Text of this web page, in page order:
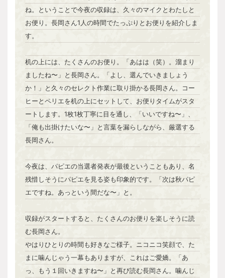
ね。ということで今夜の収録は、久々のマイクとわたしと
お便り。長岡さん1人の時間でたっぷりとお便りを紹介しま
す。
机の上には、たくさんのお便り。「あはは（笑）。溜まり
ましたね〜」と長岡さん。「よし、選んでいきましょう
か！」と久々のセレクト作業に取り掛かる長岡さん。コー
ヒーとペリエを机の上にセットして、お便りタイムがスタ
ートします。1枚1枚丁寧に目を通し、「いいですね〜」、
「俺も出掛けたいな〜」と言葉を漏らしながら、厳選する
長岡さん。
今夜は、パピエの当選者発表が最後ということもあり、名
残惜しそうにパピエを見る姿も印象的です。「次は秋パピ
エですね。あっという間だな〜」と。
収録がスタートすると、たくさんのお便りを楽しそうに読
む長岡さん。
やはりひとりの時間も好きなご様子。ニコニコ笑顔で、た
まに噛んじゃう一幕もありますが、これはご愛嬌。「あ
っ、もう１回いきますね〜」と再び読む長岡さん。噛んじ